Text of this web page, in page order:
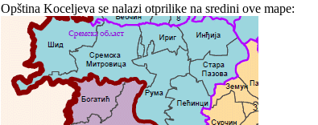
Opština Koceljeva se nalazi otprilike na sredini ove mape: